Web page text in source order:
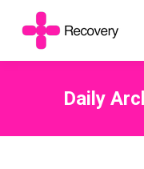
Daily